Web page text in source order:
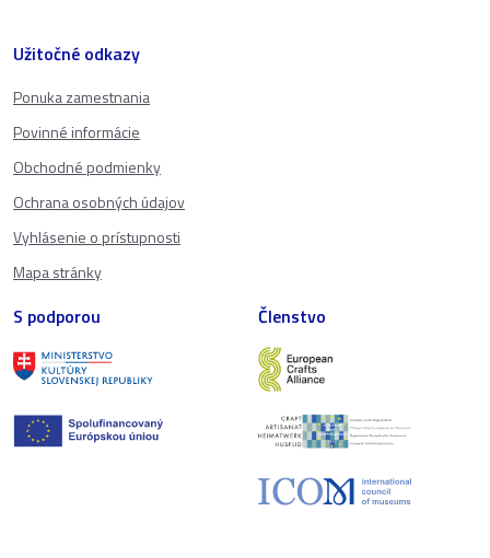
Užitočné odkazy
Ponuka zamestnania
Povinné informácie
Obchodné podmienky
Ochrana osobných údajov
Vyhlásenie o prístupnosti
Mapa stránky
S podporou Členstvo